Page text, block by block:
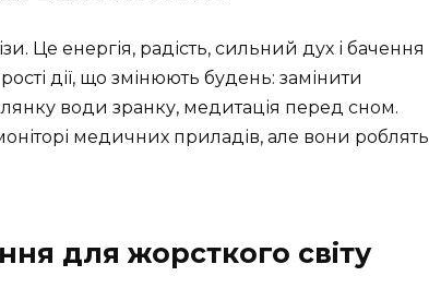
Це енергія, радість, сильний дух і бачення
дії, що змінюють будень: замінити
води зранку, медитація перед сном.
медичних приладів, але вони роблять
для жорсткого світу